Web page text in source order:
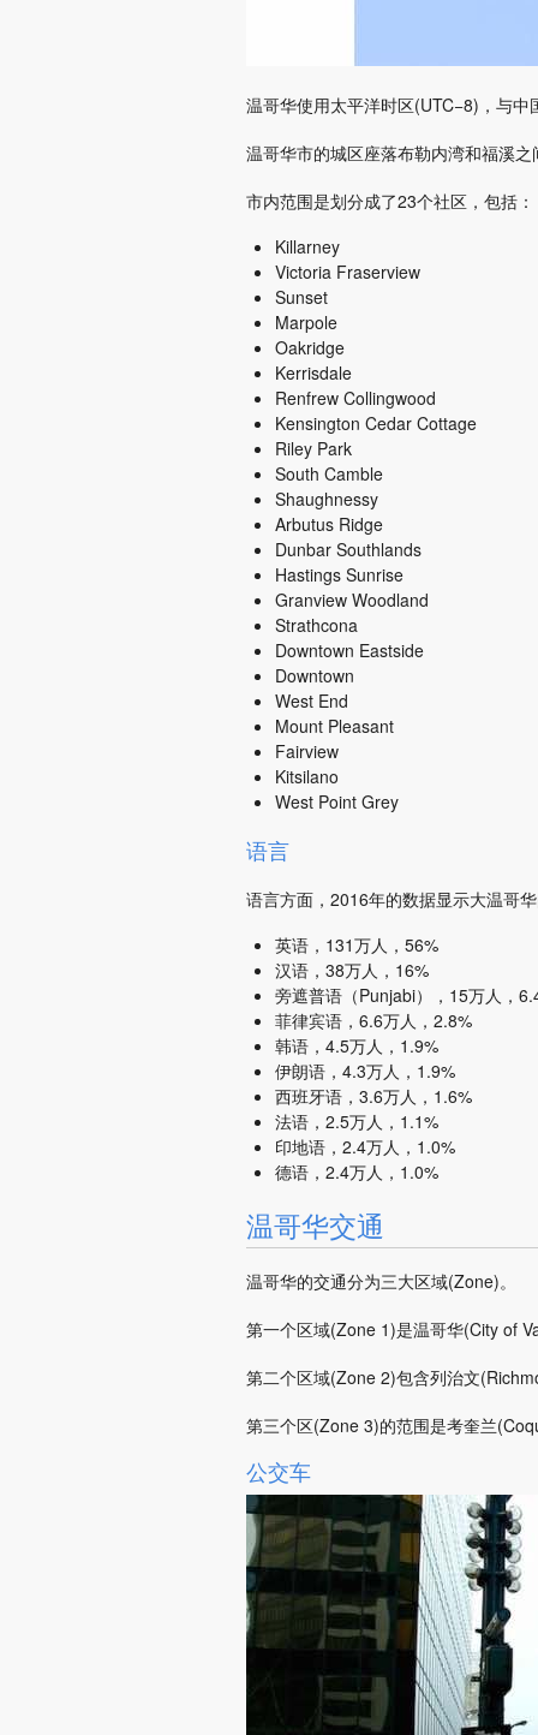
温哥华使用太平洋时区(UTC−8)，与
温哥华市的城区座落布勒内湾和福溪
市内范围是划分成了23个社区，包括：
Killarney
Victoria Fraserview
Sunset
Marpole
Oakridge
Kerrisdale
Renfrew Collingwood
Kensington Cedar Cottage
Riley Park
South Camble
Shaughnessy
Arbutus Ridge
Dunbar Southlands
Hastings Sunrise
Granview Woodland
Strathcona
Downtown Eastside
Downtown
West End
Mount Pleasant
Fairview
Kitsilano
West Point Grey
语言
语言方面，2016年的数据显示大温哥
英语，131万人，56%
汉语，38万人，16%
旁遮普语（Punjabi），15万人，
菲律宾语，6.6万人，2.8%
韩语，4.5万人，1.9%
伊朗语，4.3万人，1.9%
西班牙语，3.6万人，1.6%
法语，2.5万人，1.1%
印地语，2.4万人，1.0%
德语，2.4万人，1.0%
温哥华交通
温哥华的交通分为三大区域(Zone)。
第一个区域(Zone 1)是温哥华(City of
第二个区域(Zone 2)包含列治文
第三个区(Zone 3)的范围是考奎兰
公交车